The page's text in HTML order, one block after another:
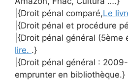
|{Droit pénal comparé,Le
|{Droit pénal et procédure
|{Droit pénal général (5ème
lire. .}
|{Droit pénal général :
emprunter en bibliothèque.}